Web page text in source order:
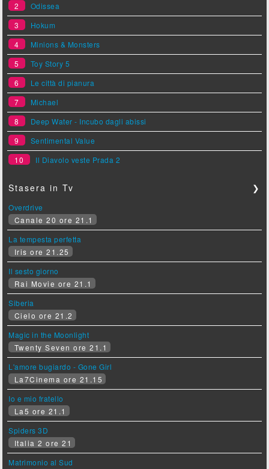
2
Odissea
3
Hokum
4
Minions & Monsters
5
Toy Story 5
6
Le città di pianura
7
Michael
8
Deep Water - Incubo dagli abissi
9
Sentimental Value
10
Il Diavolo veste Prada 2
Stasera in Tv ❯
Overdrive
Canale 20 ore 21.1
La tempesta perfetta
Iris ore 21.25
Il sesto giorno
Rai Movie ore 21.1
Siberia
Cielo ore 21.2
Magic in the Moonlight
Twenty Seven ore 21.1
L'amore bugiardo - Gone Girl
La7Cinema ore 21.15
Io e mio fratello
La5 ore 21.1
Spiders 3D
Italia 2 ore 21
Matrimonio al Sud